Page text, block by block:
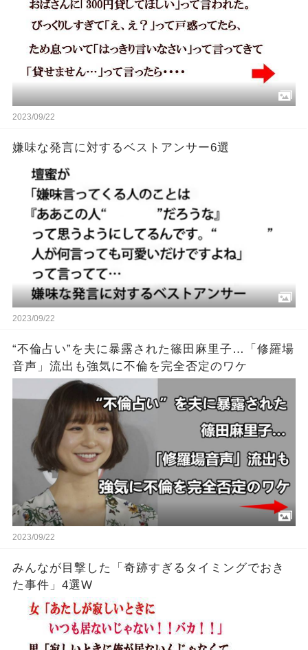
2023/09/22
嫌味な発言に対するベストアンサー6選
2023/09/22
“不倫占い”を夫に暴露された篠田麻里子…「修羅場
音声」流出も強気に不倫を完全否定のワケ
2023/09/22
みんなが目撃した「奇跡すぎるタイミングでおき
た事件」4選W